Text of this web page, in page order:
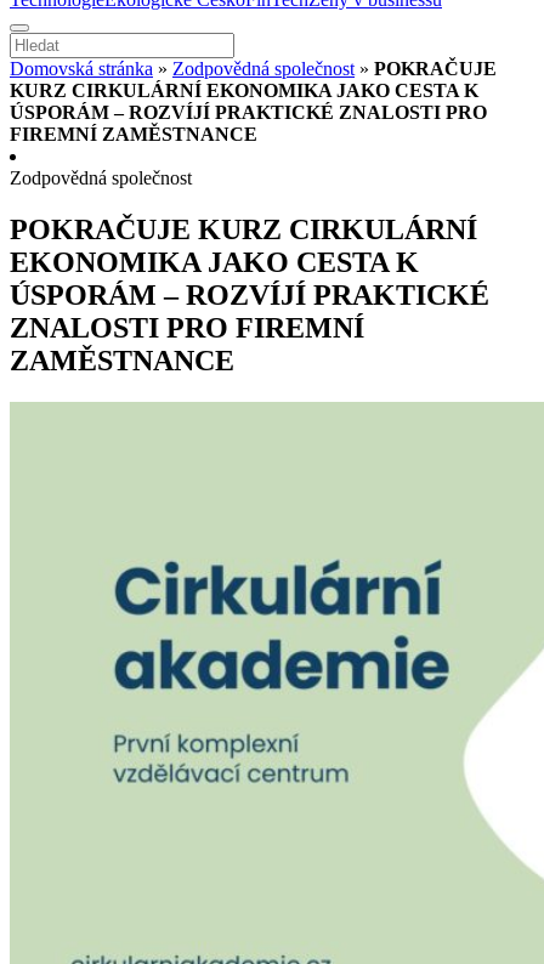
Domovská stránka » Zodpovědná společnost » POKRAČUJE
KURZ CIRKULÁRNÍ EKONOMIKA JAKO CESTA K
ÚSPORÁM – ROZVÍJÍ PRAKTICKÉ ZNALOSTI PRO
FIREMNÍ ZAMĚSTNANCE
Zodpovědná společnost
POKRAČUJE KURZ CIRKULÁRNÍ
EKONOMIKA JAKO CESTA K
ÚSPORÁM – ROZVÍJÍ PRAKTICKÉ
ZNALOSTI PRO FIREMNÍ
ZAMĚSTNANCE